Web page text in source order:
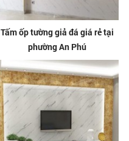
Tấm ốp tường giả đá giá rẻ tại
phường An Phú